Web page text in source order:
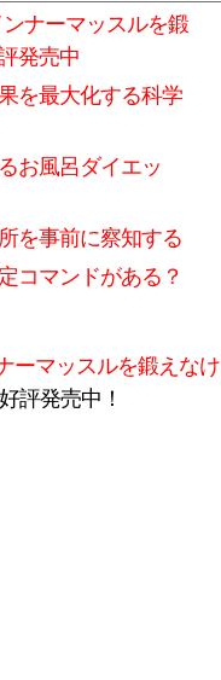
ンナーマッスルを鍛
発売中
を最大化する科学
お風呂ダイエッ
を事前に察知する
コマンドがある？
ーマッスルを鍛えなけ
評発売中！